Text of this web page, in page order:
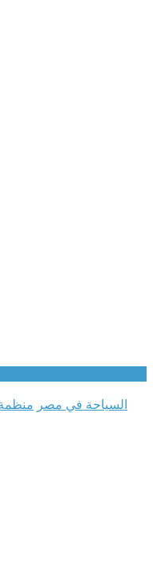
السياحة في مصر منظمة